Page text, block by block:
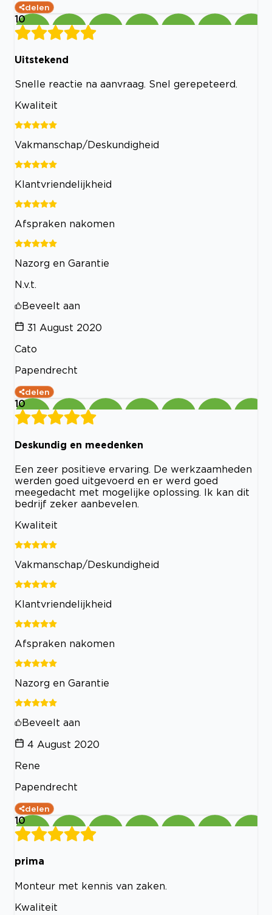
delen
10
Uitstekend
Snelle reactie na aanvraag. Snel gerepeteerd.
Kwaliteit
Vakmanschap/Deskundigheid
Klantvriendelijkheid
Afspraken nakomen
Nazorg en Garantie
N.v.t.
Beveelt aan
31 August 2020
Cato
Papendrecht
delen
10
Deskundig en meedenken
Een zeer positieve ervaring. De werkzaamheden
werden goed uitgevoerd en er werd goed
meegedacht met mogelijke oplossing. Ik kan dit
bedrijf zeker aanbevelen.
Kwaliteit
Vakmanschap/Deskundigheid
Klantvriendelijkheid
Afspraken nakomen
Nazorg en Garantie
Beveelt aan
4 August 2020
Rene
Papendrecht
delen
10
prima
Monteur met kennis van zaken.
Kwaliteit